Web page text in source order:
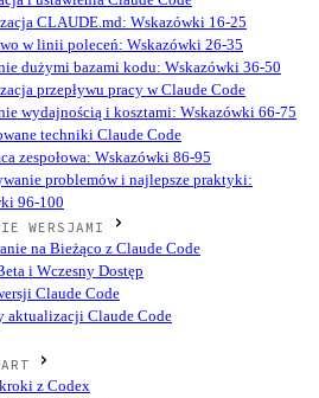
CLAUDE.md: Wskazówki 16-25
w linii poleceń: Wskazówki 26-35
dużymi bazami kodu: Wskazówki 36-50
przepływu pracy w Claude Code
wydajnością i kosztami: Wskazówki 66-75
techniki Claude Code
zespołowa: Wskazówki 86-95
problemów i najlepsze praktyki:
96-100
WERSJAMI
na Bieżąco z Claude Code
i Wczesny Dostęp
Claude Code
aktualizacji Claude Code
z Codex